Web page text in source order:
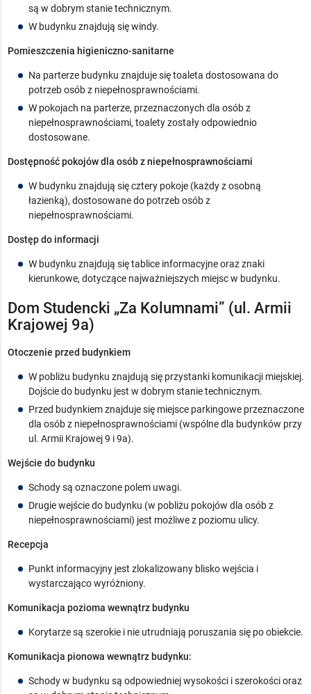
są w dobrym stanie technicznym.
W budynku znajdują się windy.
Pomieszczenia higieniczno-sanitarne
Na parterze budynku znajduje się toaleta dostosowana do
potrzeb osób z niepełnosprawnościami.
W pokojach na parterze, przeznaczonych dla osób z
niepełnosprawnościami, toalety zostały odpowiednio
dostosowane.
Dostępność pokojów dla osób z niepełnosprawnościami
W budynku znajdują się cztery pokoje (każdy z osobną
łazienką), dostosowane do potrzeb osób z
niepełnosprawnościami.
Dostęp do informacji
W budynku znajdują się tablice informacyjne oraz znaki
kierunkowe, dotyczące najważniejszych miejsc w budynku.
Dom Studencki „Za Kolumnami” (ul. Armii
Krajowej 9a)
Otoczenie przed budynkiem
W pobliżu budynku znajdują się przystanki komunikacji miejskiej.
Dojście do budynku jest w dobrym stanie technicznym.
Przed budynkiem znajduje się miejsce parkingowe przeznaczone
dla osób z niepełnosprawnościami (wspólne dla budynków przy
ul. Armii Krajowej 9 i 9a).
Wejście do budynku
Schody są oznaczone polem uwagi.
Drugie wejście do budynku (w pobliżu pokojów dla osób z
niepełnosprawnościami) jest możliwe z poziomu ulicy.
Recepcja
Punkt informacyjny jest zlokalizowany blisko wejścia i
wystarczająco wyróżniony.
Komunikacja pozioma wewnątrz budynku
Korytarze są szerokie i nie utrudniają poruszania się po obiekcie.
Komunikacja pionowa wewnątrz budynku:
Schody w budynku są odpowiedniej wysokości i szerokości oraz